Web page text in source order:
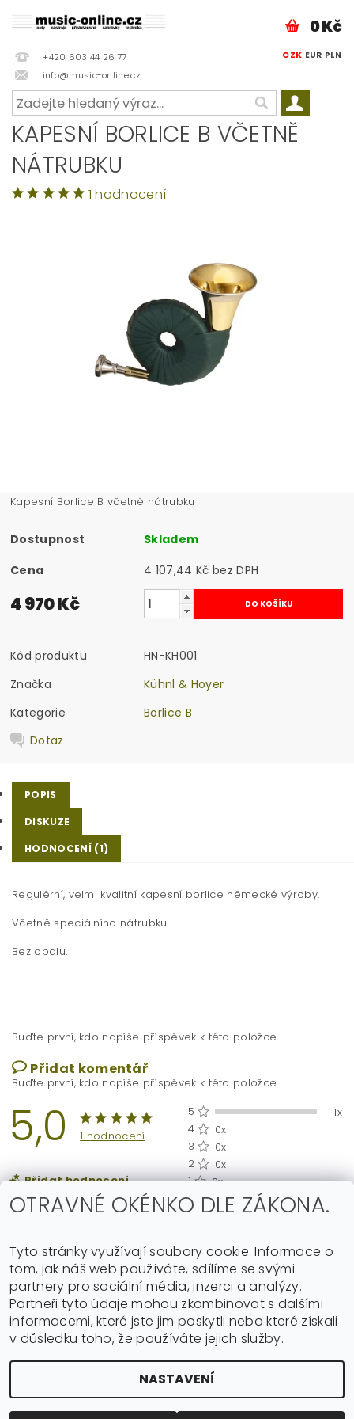
+420 603 44 26 77
info@music-online.cz
CZK EUR PLN
0 Kč
KAPESNÍ BORLICE B VČETNĚ
NÁTRUBKU
1 hodnocení
Kapesní Borlice B včetně nátrubku
Dostupnost
Skladem
Cena
4 107,44 Kč bez DPH
4 970 Kč
Kód produktu
HN-KH001
Značka
Kühnl & Hoyer
Kategorie
Borlice B
Dotaz
POPIS
DISKUZE
HODNOCENÍ (1)
Regulérní, velmi kvalitní kapesní borlice německé výroby.
Včetně speciálního nátrubku.
Bez obalu.
Buďte první, kdo napíše příspěvek k této položce.
Přidat komentář
Buďte první, kdo napíše příspěvek k této položce.
5,0 1 hodnocení
Přidat hodnocení
5
1x
4
0x
3
0x
2
0x
1
0x
Shoptet.cz | Můjprvníeshop.cz
, všechna práva vyhrazena
cookies
OTRAVNÉ OKÉNKO DLE ZÁKONA.
Tyto stránky využívají soubory cookie. Informace o
tom, jak náš web používáte, sdílíme se svými
partnery pro sociální média, inzerci a analýzy.
Partneři tyto údaje mohou zkombinovat s dalšími
informacemi, které jste jim poskytli nebo které získali
v důsledku toho, že používáte jejich služby.
NASTAVENÍ